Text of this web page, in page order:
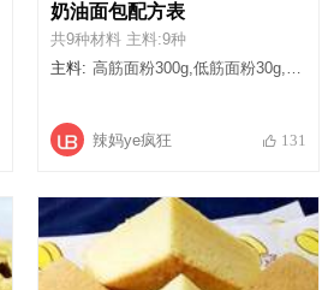
奶油面包配方表
共9种材料 主料:9种
主料: 高筋面粉300g,低筋面粉30g,奶粉20g,牛奶100g,淡奶油100g,糖霜40g,盐2g,鸡蛋1个,酵母5g
辣妈ye疯狂 131